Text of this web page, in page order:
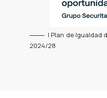
I Plan de
2024/28